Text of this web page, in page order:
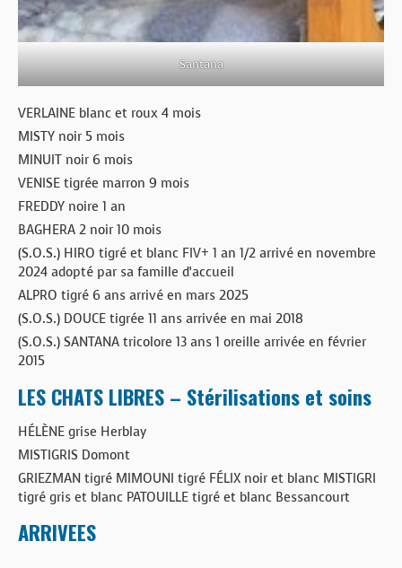
Santana
VERLAINE blanc et roux 4 mois
MISTY noir 5 mois
MINUIT noir 6 mois
VENISE tigrée marron 9 mois
FREDDY noire 1 an
BAGHERA 2 noir 10 mois
(S.O.S.) HIRO tigré et blanc FIV+ 1 an 1/2 arrivé en novembre
2024 adopté par sa famille d’accueil
ALPRO tigré 6 ans arrivé en mars 2025
(S.O.S.) DOUCE tigrée 11 ans arrivée en mai 2018
(S.O.S.) SANTANA tricolore 13 ans 1 oreille arrivée en février
2015
LES CHATS LIBRES – Stérilisations et soins
HÉLÈNE grise Herblay
MISTIGRIS Domont
GRIEZMAN tigré MIMOUNI tigré FÉLIX noir et blanc MISTIGRI
tigré gris et blanc PATOUILLE tigré et blanc Bessancourt
ARRIVEES